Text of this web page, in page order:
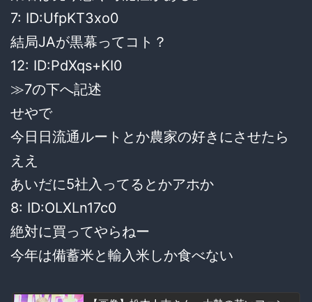
7: ID:UfpKT3xo0
結局JAが黒幕ってコト？
12: ID:PdXqs+KI0
≫7の下へ記述
せやで
今日日流通ルートとか農家の好きにさせたら
ええ
あいだに5社入ってるとかアホか
8: ID:OLXLn17c0
絶対に買ってやらねー
今年は備蓄米と輸入米しか食べない